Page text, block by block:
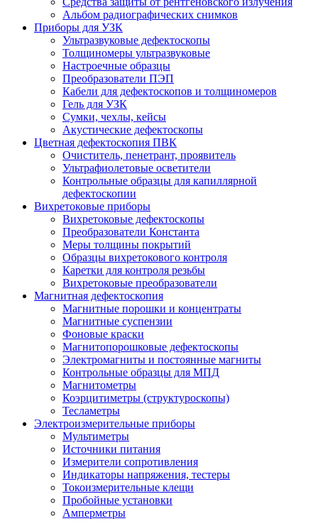
Альбом радиографических снимков
Приборы для УЗК
Ультразвуковые дефектоскопы
Толщиномеры ультразвуковые
Настроечные образцы
Преобразователи ПЭП
Кабели для дефектоскопов и толщиномеров
Гель для УЗК
Сумки, чехлы, кейсы
Акустические дефектоскопы
Цветная дефектоскопия ПВК
Очиститель, пенетрант, проявитель
Ультрафиолетовые осветители
Контрольные образцы для капиллярной
дефектоскопии
Вихретоковые приборы
Вихретоковые дефектоскопы
Преобразователи Константа
Меры толщины покрытий
Образцы вихретокового контроля
Каретки для контроля резьбы
Вихретоковые преобразователи
Магнитная дефектоскопия
Магнитные порошки и концентраты
Магнитные суспензии
Фоновые краски
Магнитопорошковые дефектоскопы
Электромагниты и постоянные магниты
Контрольные образцы для МПД
Магнитометры
Коэрцитиметры (структуроскопы)
Тесламетры
Электроизмерительные приборы
Мультиметры
Источники питания
Измерители сопротивления
Индикаторы напряжения, тестеры
Токоизмерительные клещи
Пробойные установки
Амперметры